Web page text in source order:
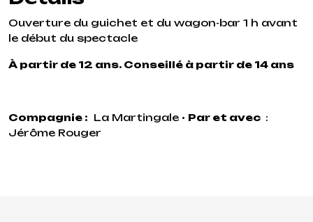
Ouverture du guichet et du wagon-bar 1 h avant
le début du spectacle
À partir de 12 ans. Conseillé à partir de 14 ans
Compagnie : La Martingale • Par et avec :
Jérôme Rouger